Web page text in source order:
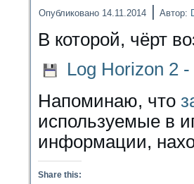
Опубликовано 14.11.2014 | Автор:
В которой, чёрт
Log Horizon 2 -
Напоминаю, что
используемые в
информации,
Share this: